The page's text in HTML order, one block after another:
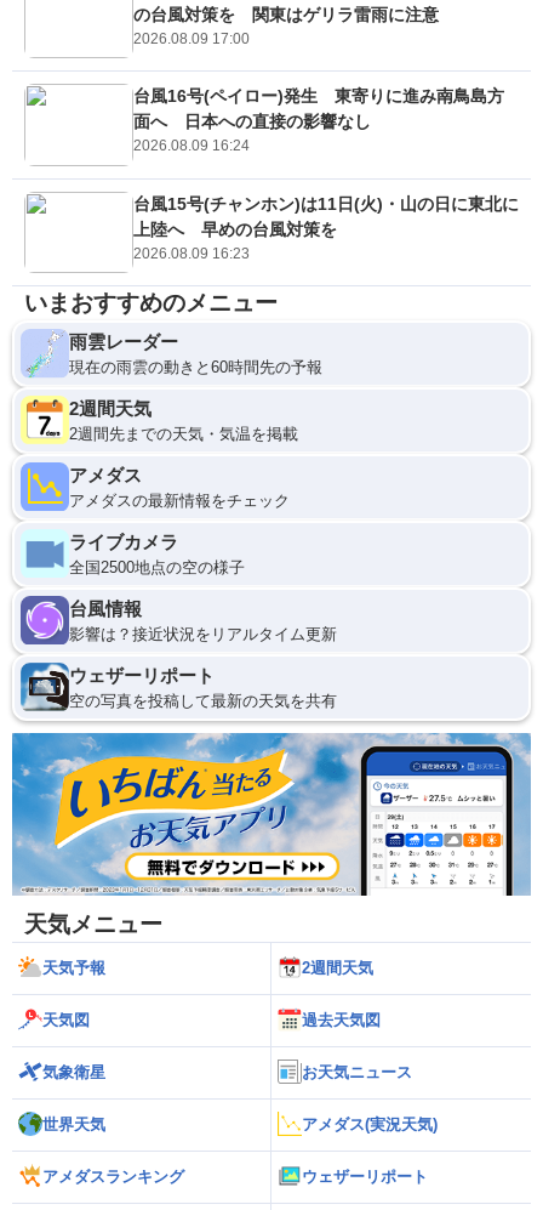
の台風対策を 関東はゲリラ雷雨に注意
2026.08.09 17:00
台風16号(ペイロー)発生 東寄りに進み南鳥島方
面へ 日本への直接の影響なし
2026.08.09 16:24
台風15号(チャンホン)は11日(火)・山の日に東北に
上陸へ 早めの台風対策を
2026.08.09 16:23
いまおすすめのメニュー
雨雲レーダー
現在の雨雲の動きと60時間先の予報
2週間天気
2週間先までの天気・気温を掲載
アメダス
アメダスの最新情報をチェック
ライブカメラ
全国2500地点の空の様子
台風情報
影響は？接近状況をリアルタイム更新
ウェザーリポート
空の写真を投稿して最新の天気を共有
天気メニュー
天気予報 2週間天気
天気図 過去天気図
気象衛星 お天気ニュース
世界天気 アメダス(実況天気)
アメダスランキング ウェザーリポート